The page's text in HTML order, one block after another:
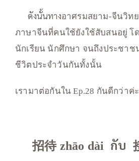
—–ดังนั้นทางอาศรมสยาม-จีนวิท
ภาษาจีนที่คนใช้ยังใช้สับสนอยู่ โ
นักเรียน นักศึกษา จนถึงประชาช
ชีวิตประจำวันกันทั้งนั้น
เรามาต่อกันใน Ep.28 กันดีกว่าค่ะ
招待 zhāo dài กับ